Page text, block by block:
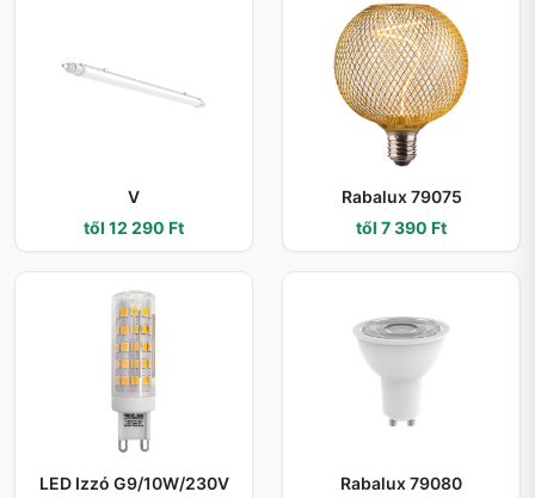
V
től 12 290 Ft
Rabalux 79075
től 7 390 Ft
LED Izzó G9/10W/230V
Rabalux 79080